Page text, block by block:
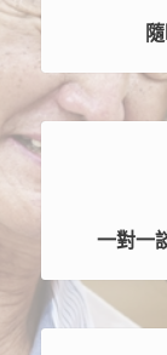
一對一